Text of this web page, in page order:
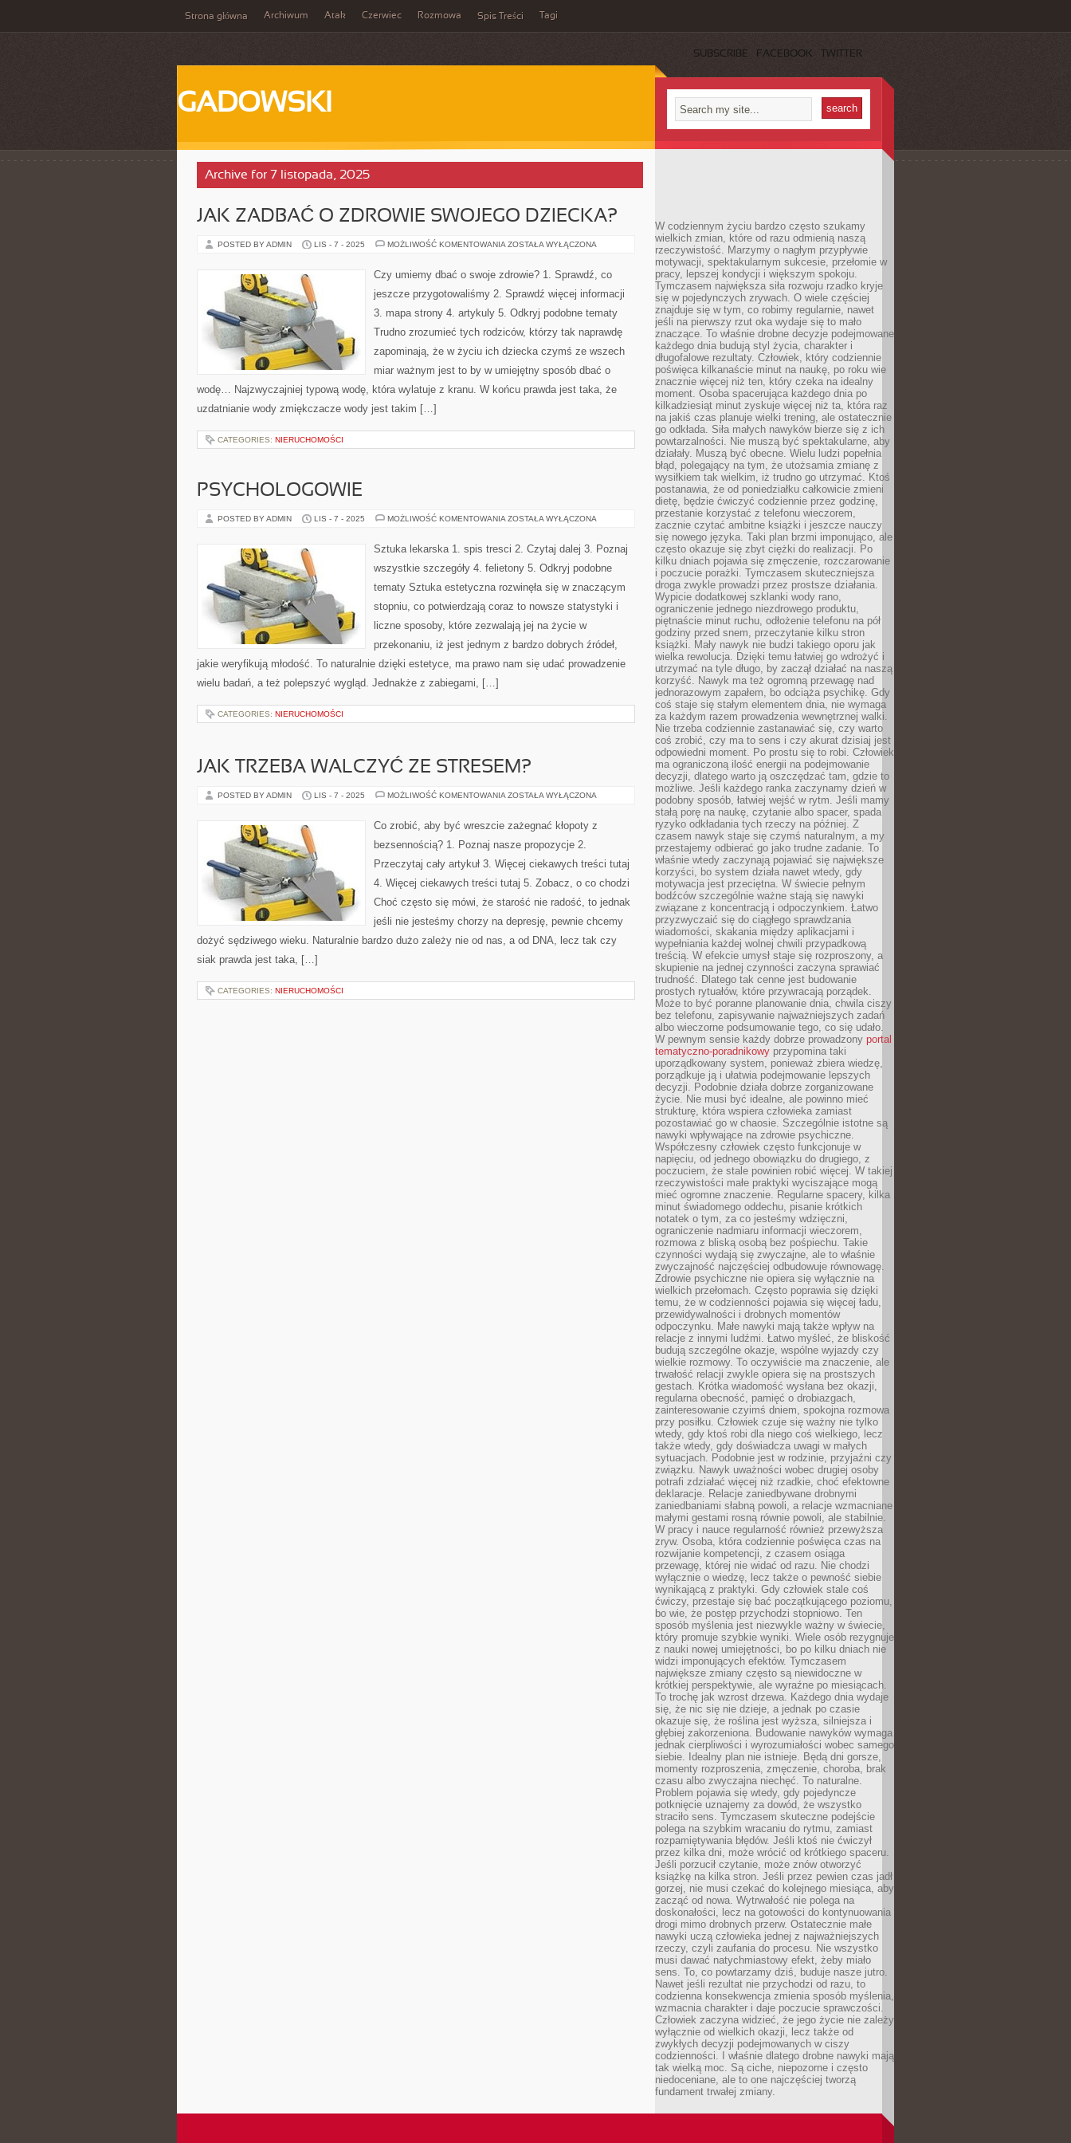
Strona główna Archiwum Atak Czerwiec Rozmowa Spis Treści Tagi
SUBSCRIBE FACEBOOK TWITTER
GADOWSKI
Archive for 7 listopada, 2025
JAK ZADBAĆ O ZDROWIE SWOJEGO DZIECKA?
POSTED BY ADMIN LIS - 7 - 2025 MOŻLIWOŚĆ KOMENTOWANIA JAK
ZDROWIE
SWOJEGO
ZOSTAŁA WYŁĄCZONA
Czy umiemy dbać o swoje zdrowie? 1. Sprawdź, co
jeszcze przygotowaliśmy 2. Sprawdź więcej informacji
3. mapa strony 4. artykuly 5. Odkryj podobne tematy
Trudno zrozumieć tych rodziców, którzy tak naprawdę
zapominają, że w życiu ich dziecka czymś ze wszech
miar ważnym jest to by w umiejętny sposób dbać o
wodę… Najzwyczajniej typową wodę, która wylatuje z kranu. W końcu prawda jest taka, że
uzdatnianie wody zmiękczacze wody jest takim […]
CATEGORIES: NIERUCHOMOŚCI
PSYCHOLOGOWIE
POSTED BY ADMIN LIS - 7 - 2025 MOŻLIWOŚĆ KOMENTOWANIA PSYCHOLOGOWIE
ZOSTAŁA WYŁĄCZONA
Sztuka lekarska 1. spis tresci 2. Czytaj dalej 3. Poznaj
wszystkie szczegóły 4. felietony 5. Odkryj podobne
tematy Sztuka estetyczna rozwinęła się w znaczącym
stopniu, co potwierdzają coraz to nowsze statystyki i
liczne sposoby, które zezwalają jej na życie w
przekonaniu, iż jest jednym z bardzo dobrych źródeł,
jakie weryfikują młodość. To naturalnie dzięki estetyce, ma prawo nam się udać prowadzenie
wielu badań, a też polepszyć wygląd. Jednakże z zabiegami, […]
CATEGORIES: NIERUCHOMOŚCI
JAK TRZEBA WALCZYĆ ZE STRESEM?
POSTED BY ADMIN LIS - 7 - 2025 MOŻLIWOŚĆ KOMENTOWANIA JAK
STRESEM?
ZOSTAŁA WYŁĄCZONA
Co zrobić, aby być wreszcie zażegnać kłopoty z
bezsennością? 1. Poznaj nasze propozycje 2.
Przeczytaj cały artykuł 3. Więcej ciekawych treści tutaj
4. Więcej ciekawych treści tutaj 5. Zobacz, o co chodzi
Choć często się mówi, że starość nie radość, to jednak
jeśli nie jesteśmy chorzy na depresję, pewnie chcemy
dożyć sędziwego wieku. Naturalnie bardzo dużo zależy nie od nas, a od DNA, lecz tak czy
siak prawda jest taka, […]
CATEGORIES: NIERUCHOMOŚCI
W codziennym życiu bardzo często szukamy
wielkich zmian, które od razu odmienią naszą
rzeczywistość. Marzymy o nagłym przypływie
motywacji, spektakularnym sukcesie, przełomie w
pracy, lepszej kondycji i większym spokoju.
Tymczasem największa siła rozwoju rzadko kryje
się w pojedynczych zrywach. O wiele częściej
znajduje się w tym, co robimy regularnie, nawet
jeśli na pierwszy rzut oka wydaje się to mało
znaczące. To właśnie drobne decyzje podejmowane
każdego dnia budują styl życia, charakter i
długofalowe rezultaty. Człowiek, który codziennie
poświęca kilkanaście minut na naukę, po roku wie
znacznie więcej niż ten, który czeka na idealny
moment. Osoba spacerująca każdego dnia po
kilkadziesiąt minut zyskuje więcej niż ta, która raz
na jakiś czas planuje wielki trening, ale ostatecznie
go odkłada. Siła małych nawyków bierze się z ich
powtarzalności. Nie muszą być spektakularne, aby
działały. Muszą być obecne. Wielu ludzi popełnia
błąd, polegający na tym, że utożsamia zmianę z
wysiłkiem tak wielkim, iż trudno go utrzymać. Ktoś
postanawia, że od poniedziałku całkowicie zmieni
dietę, będzie ćwiczyć codziennie przez godzinę,
przestanie korzystać z telefonu wieczorem,
zacznie czytać ambitne książki i jeszcze nauczy
się nowego języka. Taki plan brzmi imponująco, ale
często okazuje się zbyt ciężki do realizacji. Po
kilku dniach pojawia się zmęczenie, rozczarowanie
i poczucie porażki. Tymczasem skuteczniejsza
droga zwykle prowadzi przez prostsze działania.
Wypicie dodatkowej szklanki wody rano,
ograniczenie jednego niezdrowego produktu,
piętnaście minut ruchu, odłożenie telefonu na pół
godziny przed snem, przeczytanie kilku stron
książki. Mały nawyk nie budzi takiego oporu jak
wielka rewolucja. Dzięki temu łatwiej go wdrożyć i
utrzymać na tyle długo, by zaczął działać na naszą
korzyść. Nawyk ma też ogromną przewagę nad
jednorazowym zapałem, bo odciąża psychikę. Gdy
coś staje się stałym elementem dnia, nie wymaga
za każdym razem prowadzenia wewnętrznej walki.
Nie trzeba codziennie zastanawiać się, czy warto
coś zrobić, czy ma to sens i czy akurat dzisiaj jest
odpowiedni moment. Po prostu się to robi. Człowiek
ma ograniczoną ilość energii na podejmowanie
decyzji, dlatego warto ją oszczędzać tam, gdzie to
możliwe. Jeśli każdego ranka zaczynamy dzień w
podobny sposób, łatwiej wejść w rytm. Jeśli mamy
stałą porę na naukę, czytanie albo spacer, spada
ryzyko odkładania tych rzeczy na później. Z
czasem nawyk staje się czymś naturalnym, a my
przestajemy odbierać go jako trudne zadanie. To
właśnie wtedy zaczynają pojawiać się największe
korzyści, bo system działa nawet wtedy, gdy
motywacja jest przeciętna. W świecie pełnym
bodźców szczególnie ważne stają się nawyki
związane z koncentracją i odpoczynkiem. Łatwo
przyzwyczaić się do ciągłego sprawdzania
wiadomości, skakania między aplikacjami i
wypełniania każdej wolnej chwili przypadkową
treścią. W efekcie umysł staje się rozproszony, a
skupienie na jednej czynności zaczyna sprawiać
trudność. Dlatego tak cenne jest budowanie
prostych rytuałów, które przywracają porządek.
Może to być poranne planowanie dnia, chwila ciszy
bez telefonu, zapisywanie najważniejszych zadań
albo wieczorne podsumowanie tego, co się udało.
W pewnym sensie każdy dobrze prowadzony portal
tematyczno-poradnikowy przypomina taki
uporządkowany system, ponieważ zbiera wiedzę,
porządkuje ją i ułatwia podejmowanie lepszych
decyzji. Podobnie działa dobrze zorganizowane
życie. Nie musi być idealne, ale powinno mieć
strukturę, która wspiera człowieka zamiast
pozostawiać go w chaosie. Szczególnie istotne są
nawyki wpływające na zdrowie psychiczne.
Współczesny człowiek często funkcjonuje w
napięciu, od jednego obowiązku do drugiego, z
poczuciem, że stale powinien robić więcej. W takiej
rzeczywistości małe praktyki wyciszające mogą
mieć ogromne znaczenie. Regularne spacery, kilka
minut świadomego oddechu, pisanie krótkich
notatek o tym, za co jesteśmy wdzięczni,
ograniczenie nadmiaru informacji wieczorem,
rozmowa z bliską osobą bez pośpiechu. Takie
czynności wydają się zwyczajne, ale to właśnie
zwyczajność najczęściej odbudowuje równowagę.
Zdrowie psychiczne nie opiera się wyłącznie na
wielkich przełomach. Często poprawia się dzięki
temu, że w codzienności pojawia się więcej ładu,
przewidywalności i drobnych momentów
odpoczynku. Małe nawyki mają także wpływ na
relacje z innymi ludźmi. Łatwo myśleć, że bliskość
budują szczególne okazje, wspólne wyjazdy czy
wielkie rozmowy. To oczywiście ma znaczenie, ale
trwałość relacji zwykle opiera się na prostszych
gestach. Krótka wiadomość wysłana bez okazji,
regularna obecność, pamięć o drobiazgach,
zainteresowanie czyimś dniem, spokojna rozmowa
przy posiłku. Człowiek czuje się ważny nie tylko
wtedy, gdy ktoś robi dla niego coś wielkiego, lecz
także wtedy, gdy doświadcza uwagi w małych
sytuacjach. Podobnie jest w rodzinie, przyjaźni czy
związku. Nawyk uważności wobec drugiej osoby
potrafi zdziałać więcej niż rzadkie, choć efektowne
deklaracje. Relacje zaniedbywane drobnymi
zaniedbaniami słabną powoli, a relacje wzmacniane
małymi gestami rosną równie powoli, ale stabilnie.
W pracy i nauce regularność również przewyższa
zryw. Osoba, która codziennie poświęca czas na
rozwijanie kompetencji, z czasem osiąga
przewagę, której nie widać od razu. Nie chodzi
wyłącznie o wiedzę, lecz także o pewność siebie
wynikającą z praktyki. Gdy człowiek stale coś
ćwiczy, przestaje się bać początkującego poziomu,
bo wie, że postęp przychodzi stopniowo. Ten
sposób myślenia jest niezwykle ważny w świecie,
który promuje szybkie wyniki. Wiele osób rezygnuje
z nauki nowej umiejętności, bo po kilku dniach nie
widzi imponujących efektów. Tymczasem
największe zmiany często są niewidoczne w
krótkiej perspektywie, ale wyraźne po miesiącach.
To trochę jak wzrost drzewa. Każdego dnia wydaje
się, że nic się nie dzieje, a jednak po czasie
okazuje się, że roślina jest wyższa, silniejsza i
głębiej zakorzeniona. Budowanie nawyków wymaga
jednak cierpliwości i wyrozumiałości wobec samego
siebie. Idealny plan nie istnieje. Będą dni gorsze,
momenty rozproszenia, zmęczenie, choroba, brak
czasu albo zwyczajna niechęć. To naturalne.
Problem pojawia się wtedy, gdy pojedyncze
potknięcie uznajemy za dowód, że wszystko
straciło sens. Tymczasem skuteczne podejście
polega na szybkim wracaniu do rytmu, zamiast
rozpamiętywania błędów. Jeśli ktoś nie ćwiczył
przez kilka dni, może wrócić od krótkiego spaceru.
Jeśli porzucił czytanie, może znów otworzyć
książkę na kilka stron. Jeśli przez pewien czas jadł
gorzej, nie musi czekać do kolejnego miesiąca, aby
zacząć od nowa. Wytrwałość nie polega na
doskonałości, lecz na gotowości do kontynuowania
drogi mimo drobnych przerw. Ostatecznie małe
nawyki uczą człowieka jednej z najważniejszych
rzeczy, czyli zaufania do procesu. Nie wszystko
musi dawać natychmiastowy efekt, żeby miało
sens. To, co powtarzamy dziś, buduje nasze jutro.
Nawet jeśli rezultat nie przychodzi od razu, to
codzienna konsekwencja zmienia sposób myślenia,
wzmacnia charakter i daje poczucie sprawczości.
Człowiek zaczyna widzieć, że jego życie nie zależy
wyłącznie od wielkich okazji, lecz także od
zwykłych decyzji podejmowanych w ciszy
codzienności. I właśnie dlatego drobne nawyki mają
tak wielką moc. Są ciche, niepozorne i często
niedoceniane, ale to one najczęściej tworzą
fundament trwałej zmiany.